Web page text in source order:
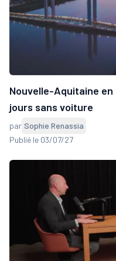
Nouvelle-Aquitaine
jours sans voiture
par Sophie Renassia
Publié le 03/07/27